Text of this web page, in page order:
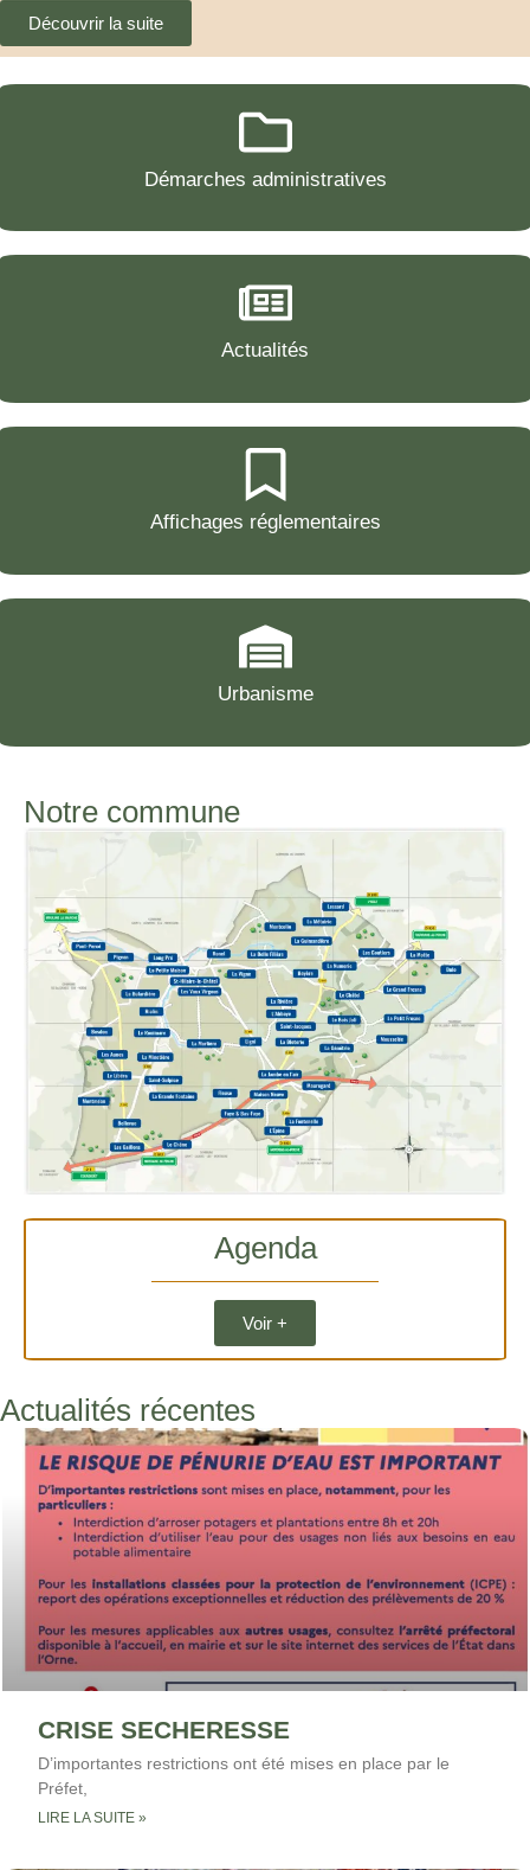
Découvrir la suite
Démarches administratives
Actualités
Affichages réglementaires
Urbanisme
Agenda
Voir +
Notre commune
Actualités récentes
CRISE SECHERESSE
D’importantes restrictions ont été mises en place par le
Préfet,
LIRE LA SUITE »